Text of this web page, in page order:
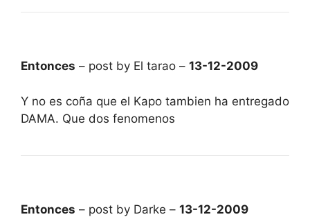
Entonces – post by El tarao – 13-12-2009
Y no es coña que el Kapo tambien ha entregado
DAMA. Que dos fenomenos
Entonces – post by Darke – 13-12-2009